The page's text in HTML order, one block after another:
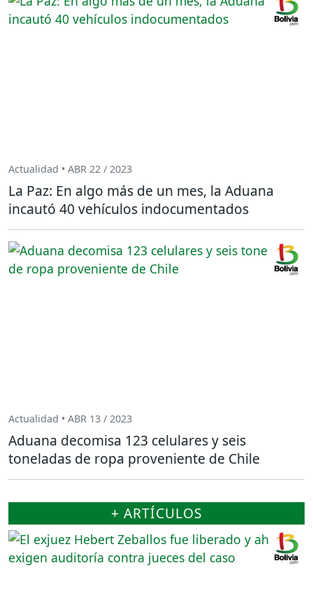
Actualidad • ABR 22 / 2023
La Paz: En algo más de un mes, la Aduana
incautó 40 vehículos indocumentados
Actualidad • ABR 13 / 2023
Aduana decomisa 123 celulares y seis
toneladas de ropa proveniente de Chile
+ ARTÍCULOS